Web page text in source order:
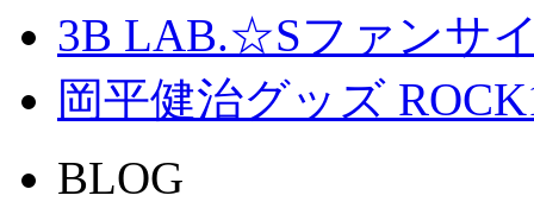
3B LAB.☆Sファンサイ
岡平健治グッズ
BLOG